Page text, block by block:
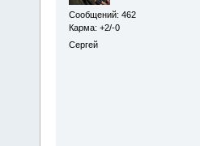
Сообщений: 462
Карма: +2/-0
Сергей